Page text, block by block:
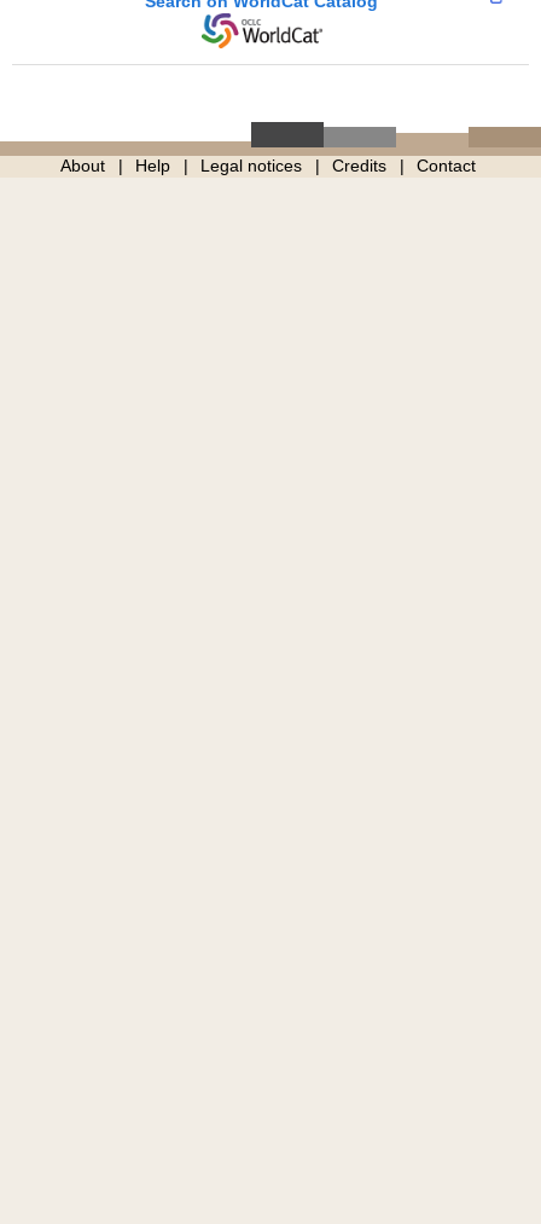
About Help Legal notices Credits Contact